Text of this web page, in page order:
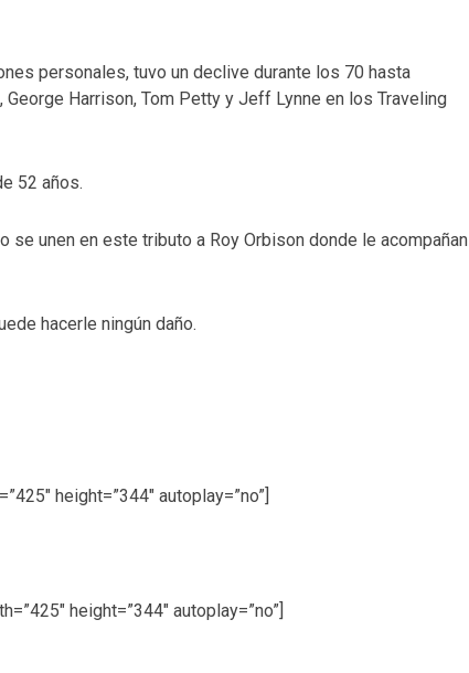
personales, tuvo un declive durante los 70 hasta
Harrison, Tom Petty y Jeff Lynne en los Traveling
52 años.
unen en este tributo a Roy Orbison donde le acompañan
hacerle ningún daño.
height=”344″ autoplay=”no”]
height=”344″ autoplay=”no”]